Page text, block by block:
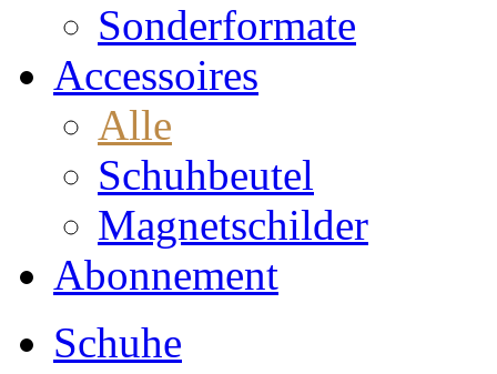
Sonderformate
Accessoires
Alle
Schuhbeutel
Magnetschilder
Abonnement
Schuhe